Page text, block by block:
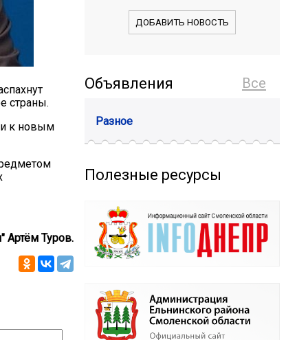
страны.
к новым
Артём Туров.
ДОБАВИТЬ НОВОСТЬ
Все
Объявления
Разное
Полезные ресурсы